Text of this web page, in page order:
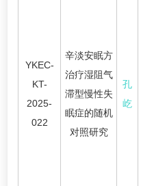
YKEC-
KT-
2025-
022
辛淡安眠方
治疗湿阻气
滞型慢性失
眠症的随机
对照研究
孔
屹